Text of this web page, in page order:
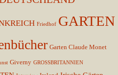
Friedhof GARTEN
Garten Claude Monet
Giverny GROSSBRITANNIEN